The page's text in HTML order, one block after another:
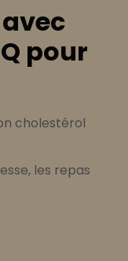
pour
cholestérol
les repas